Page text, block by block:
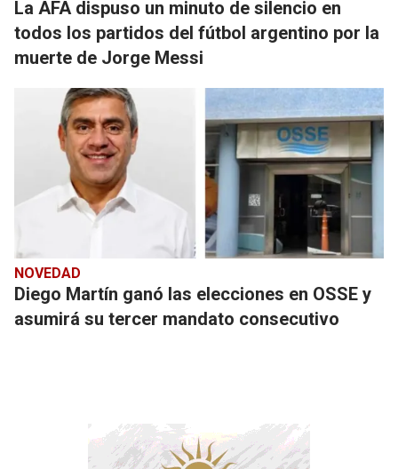
La AFA dispuso un minuto de silencio en
todos los partidos del fútbol argentino por la
muerte de Jorge Messi
NOVEDAD
Diego Martín ganó las elecciones en OSSE y
asumirá su tercer mandato consecutivo